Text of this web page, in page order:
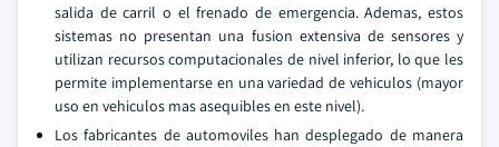
salida de carril o el frenado de emergencia. Ademas, estos
sistemas no presentan una fusion extensiva de sensores y
utilizan recursos computacionales de nivel inferior, lo que les
permite implementarse en una variedad de vehiculos (mayor
uso en vehiculos mas asequibles en este nivel).
Los fabricantes de automoviles han desplegado de manera